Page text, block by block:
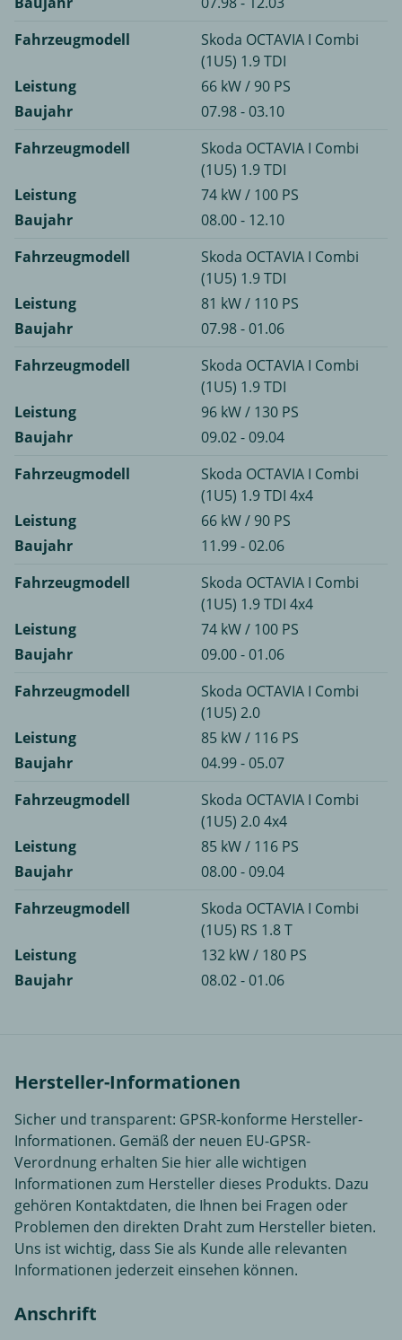
Fahrzeugmodell
Skoda OCTAVIA I Combi
(1U5) 1.9 TDI
Leistung
66 kW / 90 PS
Baujahr
07.98 - 03.10
Fahrzeugmodell
Skoda OCTAVIA I Combi
(1U5) 1.9 TDI
Leistung
74 kW / 100 PS
Baujahr
08.00 - 12.10
Fahrzeugmodell
Skoda OCTAVIA I Combi
(1U5) 1.9 TDI
Leistung
81 kW / 110 PS
Baujahr
07.98 - 01.06
Fahrzeugmodell
Skoda OCTAVIA I Combi
(1U5) 1.9 TDI
Leistung
96 kW / 130 PS
Baujahr
09.02 - 09.04
Fahrzeugmodell
Skoda OCTAVIA I Combi
(1U5) 1.9 TDI 4x4
Leistung
66 kW / 90 PS
Baujahr
11.99 - 02.06
Fahrzeugmodell
Skoda OCTAVIA I Combi
(1U5) 1.9 TDI 4x4
Leistung
74 kW / 100 PS
Baujahr
09.00 - 01.06
Fahrzeugmodell
Skoda OCTAVIA I Combi
(1U5) 2.0
Leistung
85 kW / 116 PS
Baujahr
04.99 - 05.07
Fahrzeugmodell
Skoda OCTAVIA I Combi
(1U5) 2.0 4x4
Leistung
85 kW / 116 PS
Baujahr
08.00 - 09.04
Fahrzeugmodell
Skoda OCTAVIA I Combi
(1U5) RS 1.8 T
Leistung
132 kW / 180 PS
Baujahr
08.02 - 01.06
Hersteller-Informationen
Sicher und transparent: GPSR-konforme Hersteller-
Informationen. Gemäß der neuen EU-GPSR-
Verordnung erhalten Sie hier alle wichtigen
Informationen zum Hersteller dieses Produkts. Dazu
gehören Kontaktdaten, die Ihnen bei Fragen oder
Problemen den direkten Draht zum Hersteller bieten.
Uns ist wichtig, dass Sie als Kunde alle relevanten
Informationen jederzeit einsehen können.
Anschrift